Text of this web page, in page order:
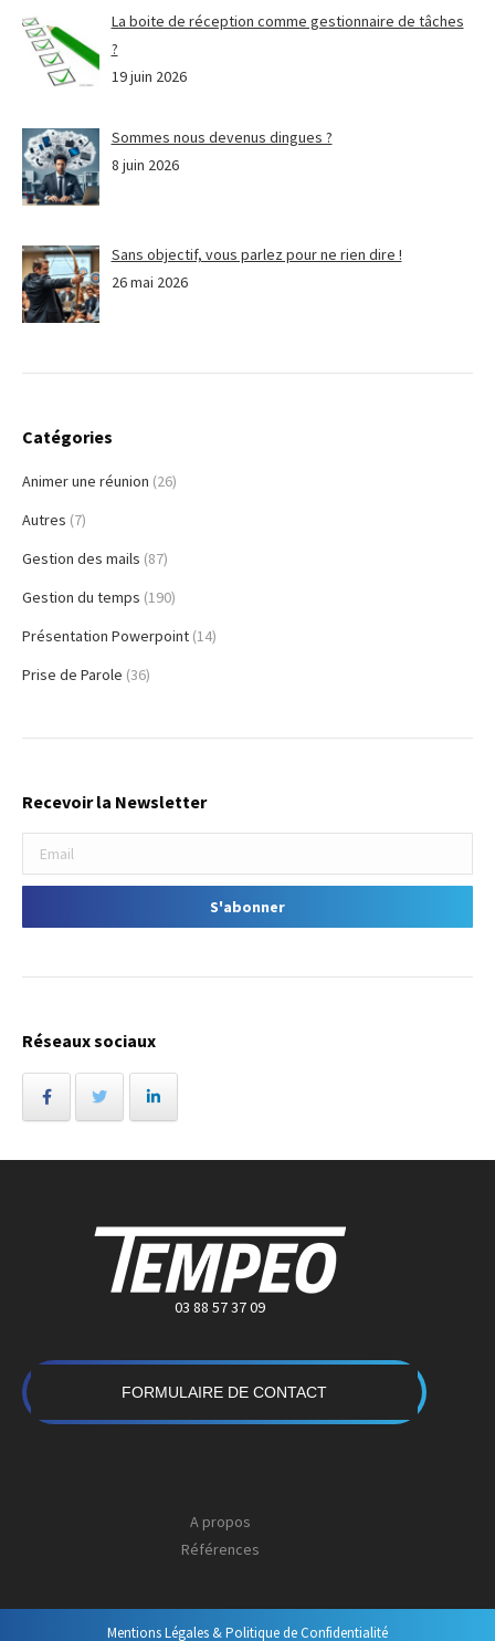
La boite de réception comme gestionnaire de tâches
?
19 juin 2026
Sommes nous devenus dingues ?
8 juin 2026
Sans objectif, vous parlez pour ne rien dire !
26 mai 2026
Catégories
Animer une réunion (26)
Autres (7)
Gestion des mails (87)
Gestion du temps (190)
Présentation Powerpoint (14)
Prise de Parole (36)
Recevoir la Newsletter
Réseaux sociaux
03 88 57 37 09
FORMULAIRE DE CONTACT
A propos
Références
Mentions Légales & Politique de Confidentialité